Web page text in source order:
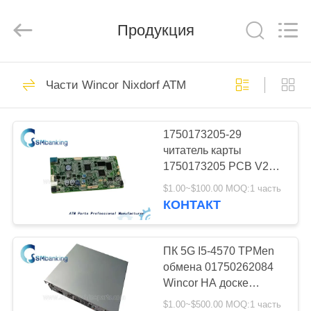
ДОМ
ПРОДУКТЫ
ПУТЕШЕСТВИЕ
ФАБРИКИ
ПРОВЕРКА
Co.,Ltd..
части машины atm
410
Части NCR ATM
1858
Продукция
Части Wincor Nixdorf ATM
1750173205-29
читатель карты
1750173205 PCB V2CU
контрольной панели
читателя карты Wincor
$1.00~$100.00 MOQ:1 часть
КОНТАКТ
ПК 5G I5-4570 TPMen
обмена 01750262084
Wincor НА доске
матери 1750262084
$1.00~$500.00 MOQ:1 часть